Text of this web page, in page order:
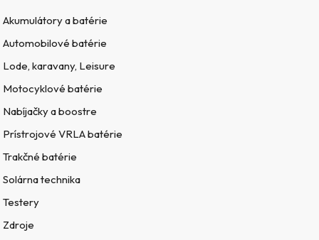
Akumulátory a batérie
Automobilové batérie
Lode, karavany, Leisure
Motocyklové batérie
Nabíjačky a boostre
Prístrojové VRLA batérie
Trakčné batérie
Solárna technika
Testery
Zdroje